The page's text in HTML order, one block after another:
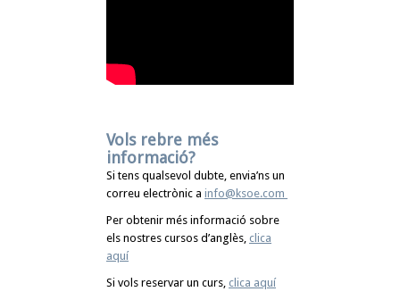
Vols rebre més
informació?
Si tens qualsevol dubte, envia’ns un
correu electrònic a info@ksoe.com
Per obtenir més informació sobre
els nostres cursos d’anglès, clica
aquí
Si vols reservar un curs, clica aquí